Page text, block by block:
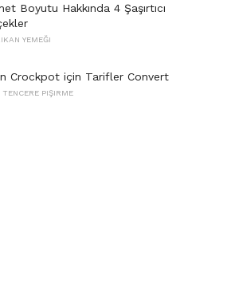
Boyutu Hakkında 4 Şaşırtıcı
YEMEĞI
Crockpot için Tarifler Convert
TENCERE PIŞIRME